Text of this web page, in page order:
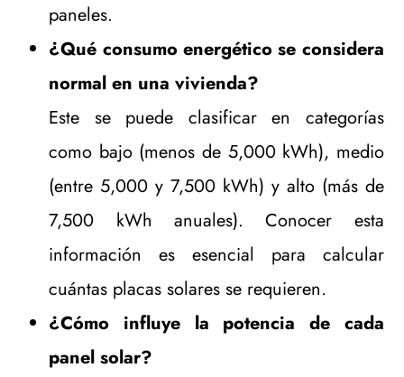
paneles.
¿Qué consumo energético se considera
normal en una vivienda?
Este se puede clasificar en categorías
como bajo (menos de 5,000 kWh), medio
(entre 5,000 y 7,500 kWh) y alto (más de
7,500 kWh anuales). Conocer esta
información es esencial para calcular
cuántas placas solares se requieren.
¿Cómo influye la potencia de cada
panel solar?